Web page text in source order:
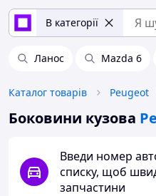
В категорії
Ланос Mazda 6
Каталог товарів Peugeot
Боковини кузова
Введи номер
списку, щоб
запчастини